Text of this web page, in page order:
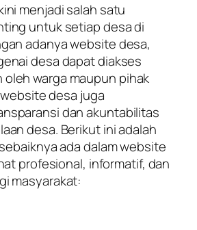
menjadi salah satu
untuk setiap desa di
adanya website desa,
desa dapat diakses
warga maupun pihak
desa juga
dan akuntabilitas
desa. Berikut ini adalah
ada dalam website
profesional, informatif, dan
masyarakat: